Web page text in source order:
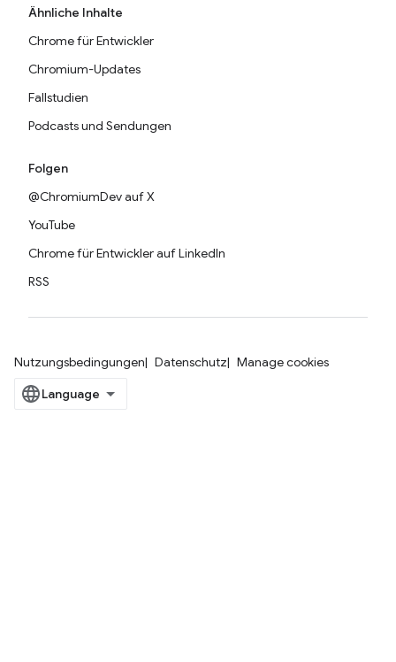
Ähnliche Inhalte
Chrome für Entwickler
Chromium-Updates
Fallstudien
Podcasts und Sendungen
Folgen
@ChromiumDev auf X
YouTube
Chrome für Entwickler auf LinkedIn
RSS
Nutzungsbedingungen Datenschutz Manage cookies